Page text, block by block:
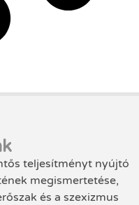
teljesítményt nyújtó
megismertetése,
és a szexizmus